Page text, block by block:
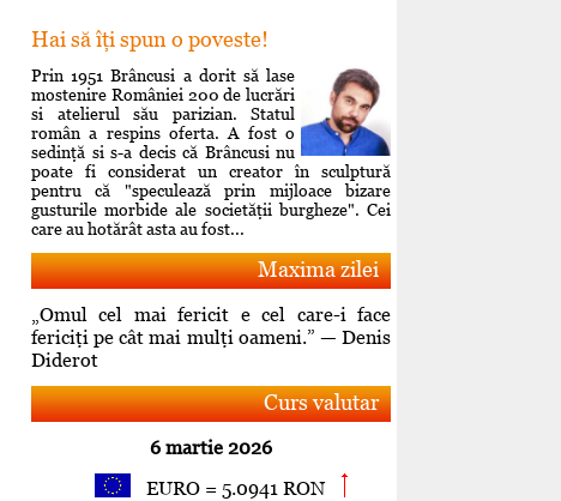
Hai să îţi spun o poveste!
Prin 1951 Brâncusi a dorit să lase
mostenire României 200 de lucrări
si atelierul său parizian. Statul
român a respins oferta. A fost o
sedinţă si s-a decis că Brâncusi nu
poate fi considerat un creator în sculptură
pentru că "speculează prin mijloace bizare
gusturile morbide ale societăţii burgheze". Cei
care au hotărât asta au fost...
Maxima zilei
„Omul cel mai fericit e cel care-i face
fericiţi pe cât mai mulţi oameni.” — Denis
Diderot
Curs valutar
6 martie 2026
EURO = 5.0941 RON